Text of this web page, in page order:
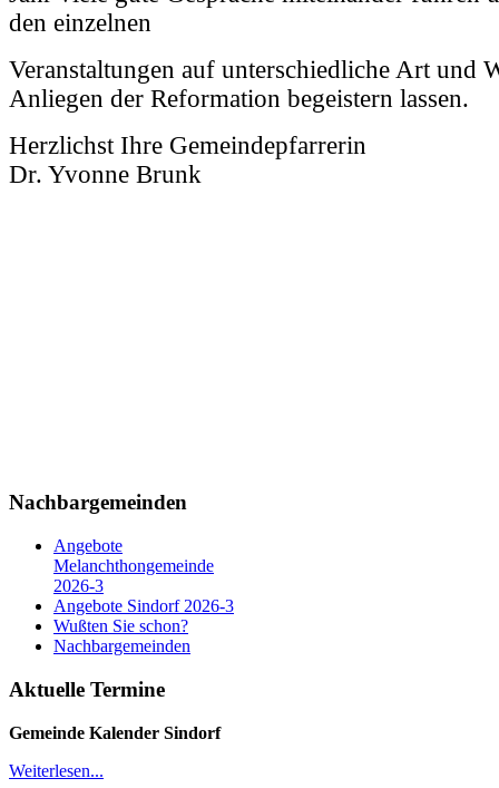
den einzelnen
Veranstaltungen auf unterschiedliche Art und
Anliegen der Reformation begeistern lassen.
Herzlichst Ihre Gemeindepfarrerin
Dr. Yvonne Brunk
Nachbargemeinden
Angebote
Melanchthongemeinde
2026-3
Angebote Sindorf 2026-3
Wußten Sie schon?
Nachbargemeinden
Aktuelle Termine
Gemeinde Kalender Sindorf
Weiterlesen...